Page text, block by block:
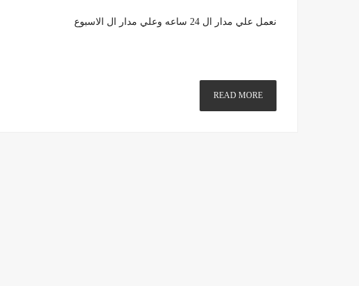
نعمل علي مدار ال 24 ساعه وعلي مدار ال الاسبوع
READ MORE